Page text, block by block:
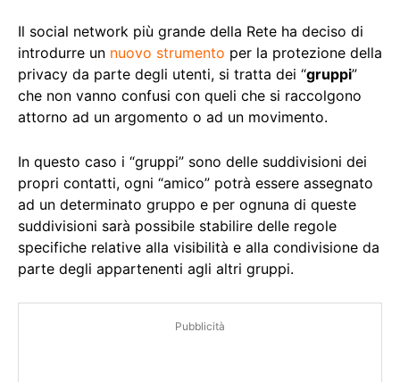
Il social network più grande della Rete ha deciso di
introdurre un nuovo strumento per la protezione della
privacy da parte degli utenti, si tratta dei “gruppi”
che non vanno confusi con queli che si raccolgono
attorno ad un argomento o ad un movimento.
In questo caso i “gruppi” sono delle suddivisioni dei
propri contatti, ogni “amico” potrà essere assegnato
ad un determinato gruppo e per ognuna di queste
suddivisioni sarà possibile stabilire delle regole
specifiche relative alla visibilità e alla condivisione da
parte degli appartenenti agli altri gruppi.
Pubblicità